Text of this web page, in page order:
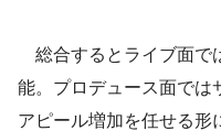
総合するとライブ面で
能。プロデュース面では
アピール増加を任せる形